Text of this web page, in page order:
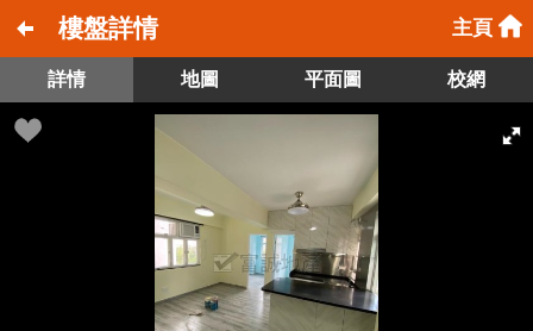
樓盤詳情 主頁
詳情 地圖 平面圖 校網